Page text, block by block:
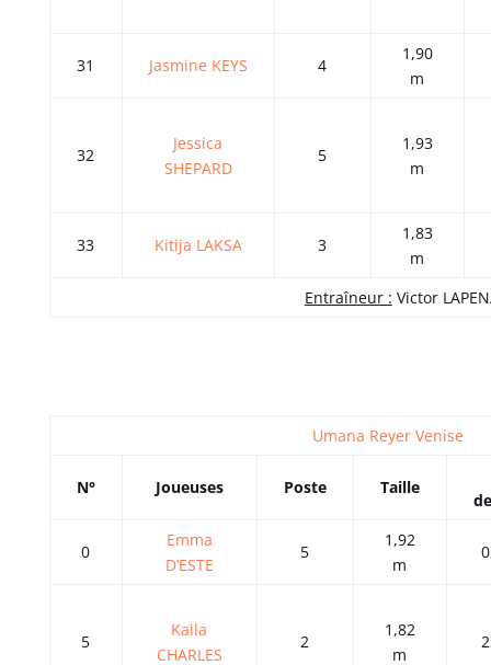
31 Jasmine KEYS 4
1,90
m
32
Jessica
SHEPARD
5
1,93
m
33 Kitija LAKSA 3
1,83
m
Entraîneur : Victor
Umana Reyer Venise
N° Joueuses Poste Taille
0
Emma
D’ESTE
5
1,92
m
5
Kaila
CHARLES
2
1,82
m